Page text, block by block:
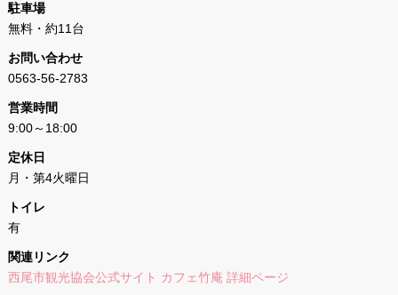
駐車場
無料・約11台
お問い合わせ
0563-56-2783
営業時間
9:00～18:00
定休日
月・第4火曜日
トイレ
有
関連リンク
西尾市観光協会公式サイト カフェ竹庵 詳細ページ